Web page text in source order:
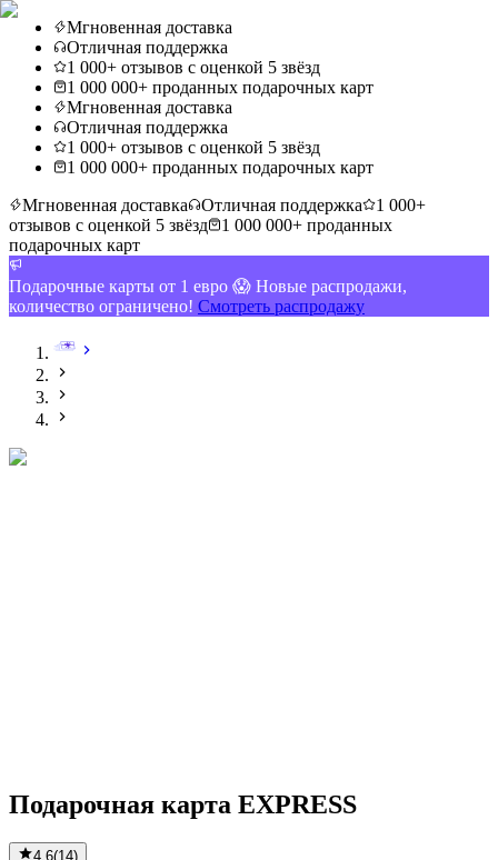
Мгновенная доставка
Отличная поддержка
1 000+ отзывов с оценкой 5 звёзд
1 000 000+ проданных подарочных карт
Мгновенная доставка
Отличная поддержка
1 000+ отзывов с оценкой 5 звёзд
1 000 000+ проданных подарочных карт
Мгновенная доставка
Отличная поддержка
1 000+
отзывов с оценкой 5 звёзд
1 000 000+ проданных
подарочных карт
Подарочные карты от 1 евро 😱 Новые распродажи,
количество ограничено! Смотреть распродажу
Подарочная карта EXPRESS
4.6(14)